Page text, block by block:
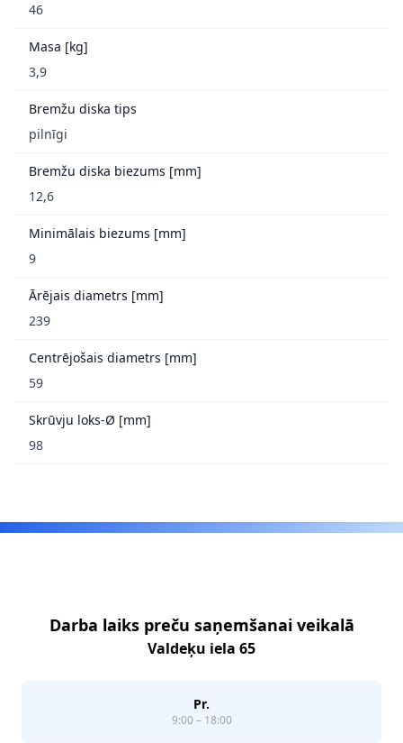
46
Masa [kg]
3,9
Bremžu diska tips
pilnīgi
Bremžu diska biezums [mm]
12,6
Minimālais biezums [mm]
9
Ārējais diametrs [mm]
239
Centrējošais diametrs [mm]
59
Skrūvju loks-Ø [mm]
98
Darba laiks preču saņemšanai veikalā
Valdeķu iela 65
Pr.
9:00 – 18:00